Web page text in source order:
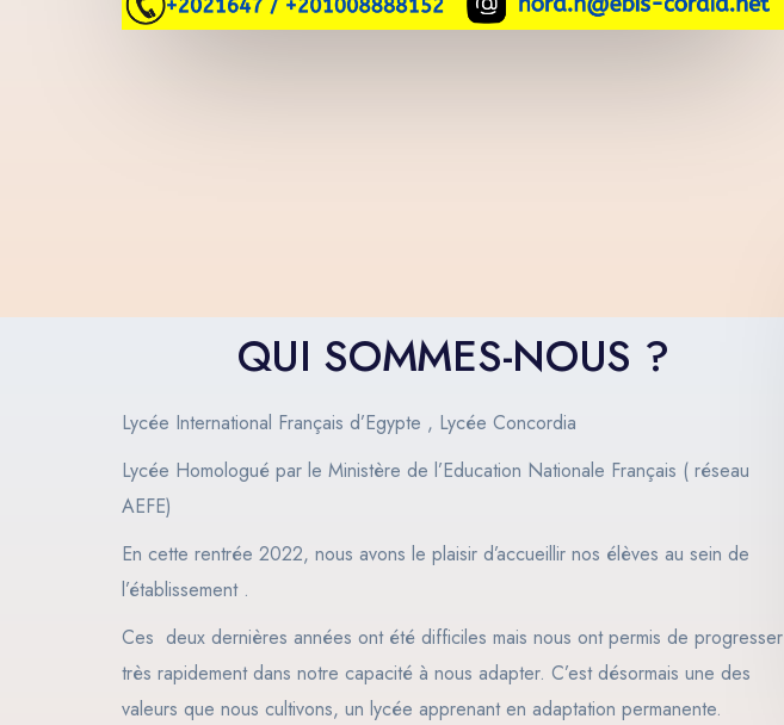
QUI SOMMES-NOUS ?
Lycée International Français d’Egypte , Lycée Concordia
Lycée Homologué par le Ministère de l’Education Nationale Français ( réseau
AEFE)
En cette rentrée 2022, nous avons le plaisir d’accueillir nos élèves au sein de
l’établissement .
Ces deux dernières années ont été difficiles mais nous ont permis de progresser
très rapidement dans notre capacité à nous adapter. C’est désormais une des
valeurs que nous cultivons, un lycée apprenant en adaptation permanente.